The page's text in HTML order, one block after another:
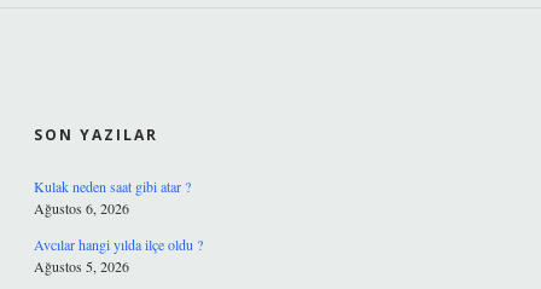
SON YAZILAR
Kulak neden saat gibi atar ?
Ağustos 6, 2026
Avcılar hangi yılda ilçe oldu ?
Ağustos 5, 2026